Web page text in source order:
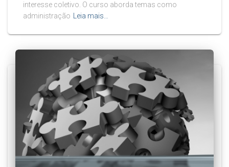
interesse coletivo. O curso aborda temas como
administração Leia mais…